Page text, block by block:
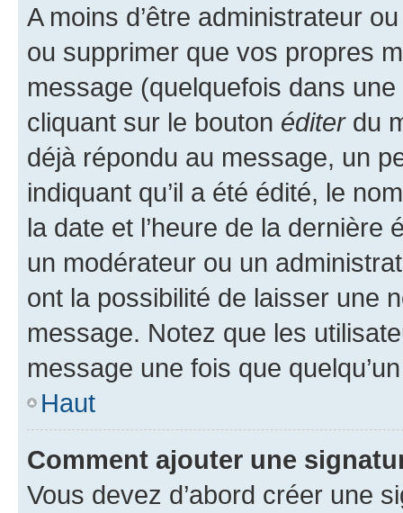
A moins d’être administrateur
ou supprimer que vos propres
message (quelquefois dans
cliquant sur le bouton éditerdu
déjà répondu au message, un
indiquant qu’il a été édité, le
la date et l’heure de la dernière
un modérateur ou un
ont la possibilité de laisser une
message. Notez que les
message une fois que
Haut
Comment ajouter une
Vous devez d’abord créer une